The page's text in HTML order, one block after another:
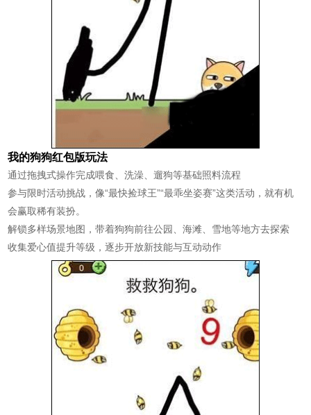
我的狗狗红包版玩法
通过拖拽式操作完成喂食、洗澡、遛狗等基础照料流程
参与限时活动挑战，像“最快捡球王”“最乖坐姿赛”这类活动，就有机
会赢取稀有装扮。
解锁多样场景地图，带着狗狗前往公园、海滩、雪地等地方去探索
收集爱心值提升等级，逐步开放新技能与互动动作